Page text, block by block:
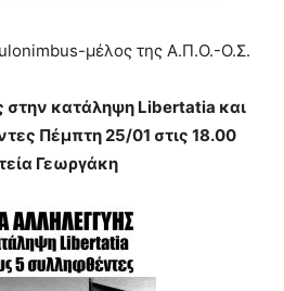
μέλος της Α.Π.Ο.-Ο.Σ.
στην κατάληψη Libertatia και
Πέμπτη 25/01 στις 18.00
Γεωργάκη